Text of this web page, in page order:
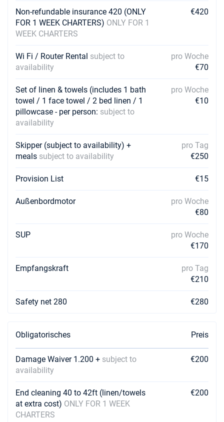
Non-refundable insurance 420 (ONLY
FOR 1 WEEK CHARTERS) ONLY FOR 1
WEEK CHARTERS
€420
Wi Fi / Router Rental subject to
availability
pro Woche
€70
Set of linen & towels (includes 1 bath
towel / 1 face towel / 2 bed linen / 1
pillowcase - per person: subject to
availability
pro Woche
€10
Skipper (subject to availability) +
meals subject to availability
pro Tag
€250
Provision List €15
Außenbordmotor
pro Woche
€80
SUP
pro Woche
€170
Empfangskraft
pro Tag
€210
Safety net 280 €280
Obligatorisches Preis
Damage Waiver 1.200 + subject to
availability
€200
End cleaning 40 to 42ft (linen/towels
at extra cost) ONLY FOR 1 WEEK
CHARTERS
€200